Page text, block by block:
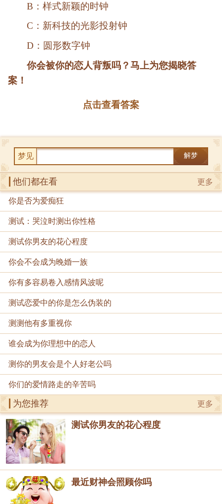
B：样式新颖的时钟
C：新科技的光影投射钟
D：圆形数字钟
你会被你的恋人背叛吗？马上为您揭晓答
案！
点击查看答案
梦见 解梦
更多
他们都在看
你是否为爱痴狂
测试：哭泣时测出你性格
测试你男友的花心程度
你会不会成为晚婚一族
你有多容易卷入感情风波呢
测试恋爱中的你是怎么伪装的
测测他有多重视你
谁会成为你理想中的恋人
测你的男友会是个人好老公吗
你们的爱情路走的辛苦吗
更多
为您推荐
测试你男友的花心程度
最近财神会照顾你吗